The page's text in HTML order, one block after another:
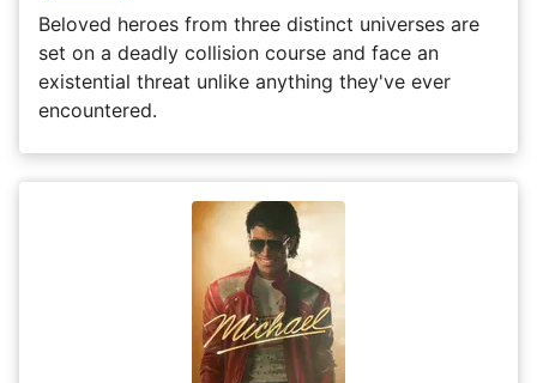
Beloved heroes from three distinct universes are
set on a deadly collision course and face an
existential threat unlike anything they've ever
encountered.